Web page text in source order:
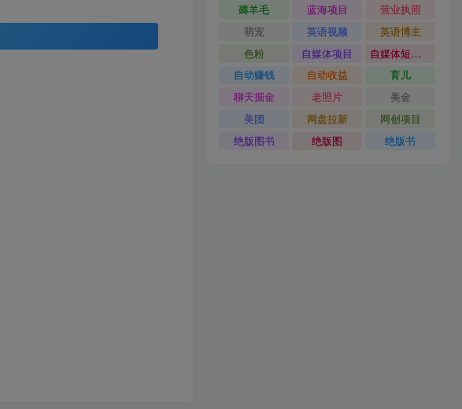
薅羊毛
蓝海项目
营业执照
萌宠
英语视频
英语博主
色粉
自媒体项目
自媒体短视频
自动赚钱
自动收益
育儿
聊天掘金
老照片
美金
美团
网盘拉新
网创项目
绝版图书
绝版图 绝版书